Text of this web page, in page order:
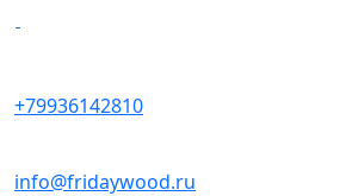
+79936142810
info@fridaywood.ru